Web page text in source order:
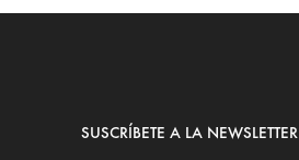
SUSCRÍBETE A LA NEWSLETTER